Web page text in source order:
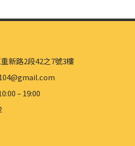
新路2段42之7號3樓
– 19:00